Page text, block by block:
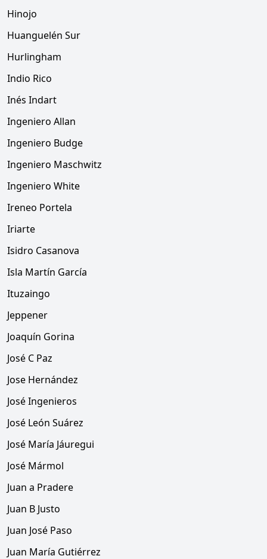
Hinojo
Huanguelén Sur
Hurlingham
Indio Rico
Inés Indart
Ingeniero Allan
Ingeniero Budge
Ingeniero Maschwitz
Ingeniero White
Ireneo Portela
Iriarte
Isidro Casanova
Isla Martín García
Ituzaingo
Jeppener
Joaquín Gorina
José C Paz
Jose Hernández
José Ingenieros
José León Suárez
José María Jáuregui
José Mármol
Juan a Pradere
Juan B Justo
Juan José Paso
Juan María Gutiérrez